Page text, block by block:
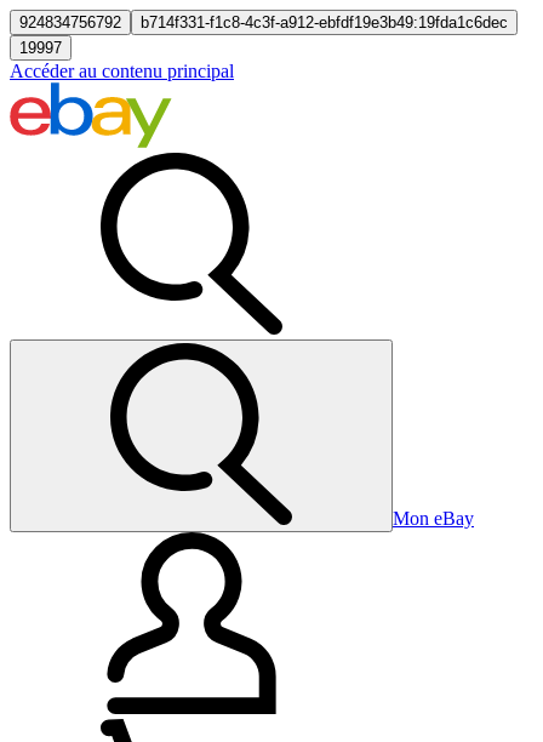
924834756792
b714f331-f1c8-4c3f-a912-ebfdf19e3b49:19fda1c6dec
19997
Accéder au contenu principal
Mon eBay